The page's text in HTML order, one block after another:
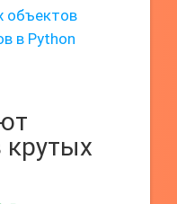
объектов
в Python
крутых